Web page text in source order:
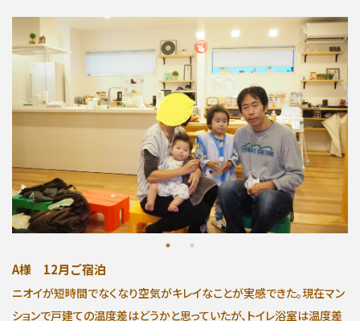
A様 12月ご宿泊
ニオイが短時間でなくなり空気がキレイなことが実感できた。現在マン
ションで戸建ての温度差はどうかと思っていたが、トイレ浴室は温度差